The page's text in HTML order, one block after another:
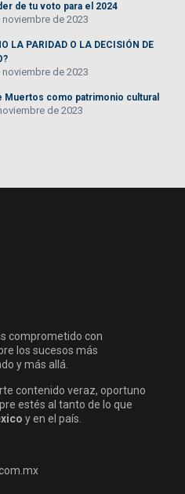
de tu voto para el 2024
noviembre de 2023
LA PARIDAD O LA DECISIÓN DE
noviembre de 2023
Muertos como patrimonio cultural
de 2023
comprometido con
los sucesos más
y más allá.
contenido veraz, oportuno
estés al tanto de lo que
y en el país.